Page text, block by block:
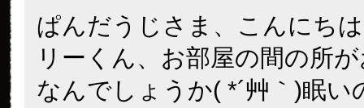
ぱんだうじさま、こんにち
リーくん、お部屋の間の所
なんでしょうか( *´艸｀)眠い